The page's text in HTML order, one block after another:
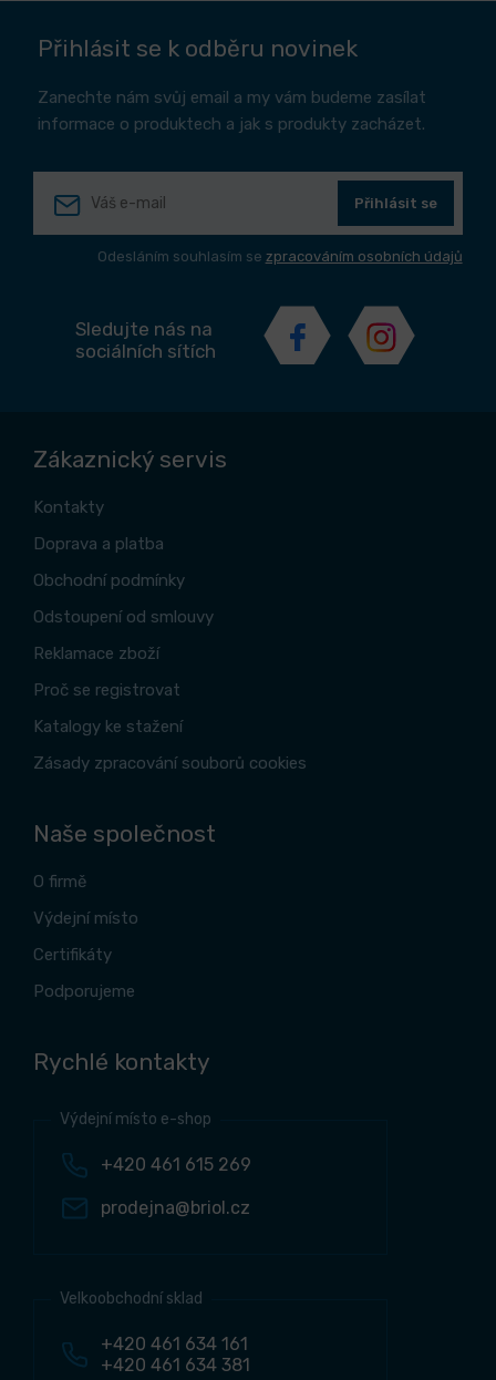
Přihlásit se k odběru novinek
Zanechte nám svůj email a my vám budeme zasílat
informace o produktech a jak s produkty zacházet.
Přihlásit se
Odesláním souhlasím se zpracováním osobních údajů
Sledujte nás na
sociálních sítích
Zákaznický servis
Kontakty
Doprava a platba
Obchodní podmínky
Odstoupení od smlouvy
Reklamace zboží
Proč se registrovat
Katalogy ke stažení
Zásady zpracování souborů cookies
Naše společnost
O firmě
Výdejní místo
Certifikáty
Podporujeme
Rychlé kontakty
Výdejní místo e-shop
+420 461 615 269
prodejna@briol.cz
Velkoobchodní sklad
+420 461 634 161
+420 461 634 381